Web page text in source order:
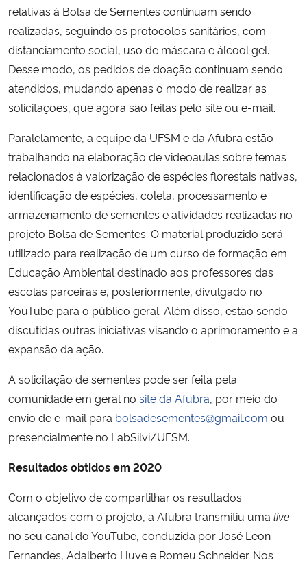
relativas à Bolsa de Sementes continuam sendo
realizadas, seguindo os protocolos sanitários, com
distanciamento social, uso de máscara e álcool gel.
Desse modo, os pedidos de doação continuam sendo
atendidos, mudando apenas o modo de realizar as
solicitações, que agora são feitas pelo site ou e-mail.
Paralelamente, a equipe da UFSM e da Afubra estão
trabalhando na elaboração de videoaulas sobre temas
relacionados à valorização de espécies florestais nativas,
identificação de espécies, coleta, processamento e
armazenamento de sementes e atividades realizadas no
projeto Bolsa de Sementes. O material produzido será
utilizado para realização de um curso de formação em
Educação Ambiental destinado aos professores das
escolas parceiras e, posteriormente, divulgado no
YouTube para o público geral. Além disso, estão sendo
discutidas outras iniciativas visando o aprimoramento e a
expansão da ação.
A solicitação de sementes pode ser feita pela
comunidade em geral no site da Afubra, por meio do
envio de e-mail para bolsadesementes@gmail.com ou
presencialmente no LabSilvi/UFSM.
Resultados obtidos em 2020
Com o objetivo de compartilhar os resultados
alcançados com o projeto, a Afubra transmitiu uma live
no seu canal do YouTube, conduzida por José Leon
Fernandes, Adalberto Huve e Romeu Schneider. Nos